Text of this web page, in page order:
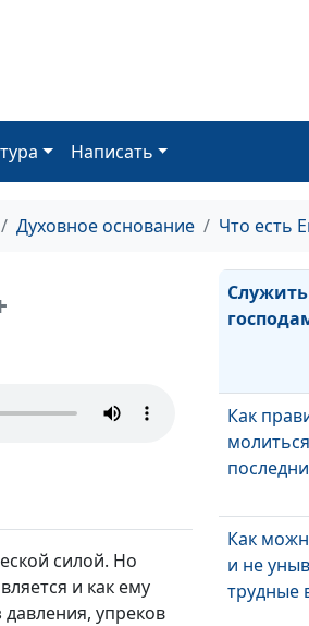
Написать
Духовное основание Что есть
силой. Но
и как ему
упреков
Как
Как
и не
трудные